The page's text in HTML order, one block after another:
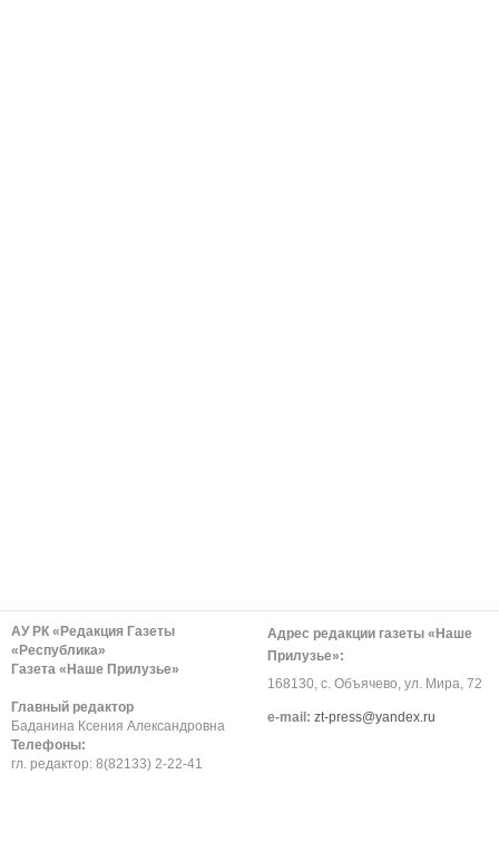
АУ РК «Редакция Газеты
«Республика»
Газета «Наше Прилузье»
Главный редактор
Баданина Ксения Александровна
Телефоны:
гл. редактор: 8(82133) 2-22-41
Адрес редакции газеты «Наше
Прилузье»:
168130, с. Объячево, ул. Мира, 72
е-mail: zt-press@yandex.ru